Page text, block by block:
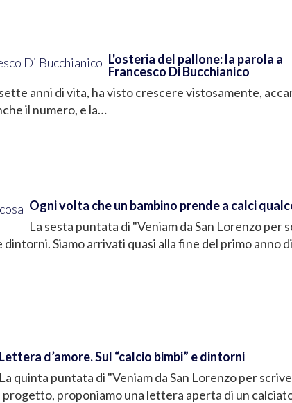
L'osteria del pallone: la parola a
Francesco Di Bucchianico
anni di vita, ha visto crescere vistosamente,
il numero, e la…
Ogni volta che un bambino prende a calci
La sesta puntata di "Veniam da San Lorenzo per
Siamo arrivati quasi alla fine del primo anno di
Lettera d’amore. Sul “calcio bimbi” e dintorni
La quinta puntata di "Veniam da San Lorenzo per
progetto, proponiamo una lettera aperta di un